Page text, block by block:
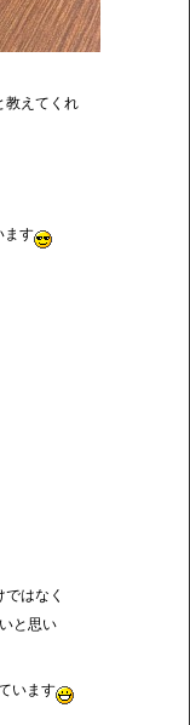
教えてくれ
ます
はなく
と思い
います